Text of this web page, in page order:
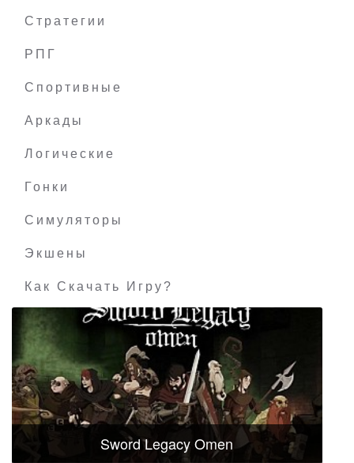
Стратегии
РПГ
Спортивные
Аркады
Логические
Гонки
Симуляторы
Экшены
Как Скачать Игру?
Sword Legacy Omen